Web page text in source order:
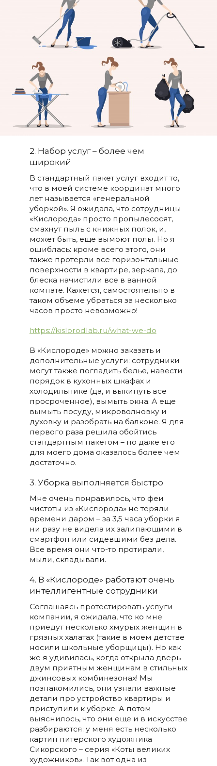
2. Набор услуг – более чем
широкий
В стандартный пакет услуг входит то,
что в моей системе координат много
лет называется «генеральной
уборкой». Я ожидала, что сотрудницы
«Кислорода» просто пропылесосят,
смахнут пыль с книжных полок, и,
может быть, еще вымоют полы. Но я
ошиблась: кроме всего этого, они
также протерли все горизонтальные
поверхности в квартире, зеркала, до
блеска начистили все в ванной
комнате. Кажется, самостоятельно в
таком объеме убраться за несколько
часов просто невозможно!
https://kislorodlab.ru/what-we-do
В «Кислороде» можно заказать и
дополнительные услуги: сотрудники
могут также погладить белье, навести
порядок в кухонных шкафах и
холодильнике (да, и выкинуть все
просроченное), вымыть окна. А еще
вымыть посуду, микроволновку и
духовку и разобрать на балконе. Я для
первого раза решила обойтись
стандартным пакетом – но даже его
для моего дома оказалось более чем
достаточно.
3. Уборка выполняется быстро
Мне очень понравилось, что феи
чистоты из «Кислорода» не теряли
времени даром – за 3,5 часа уборки я
ни разу не видела их залипающими в
смартфон или сидевшими без дела.
Все время они что-то протирали,
мыли, складывали.
4. В «Кислороде» работают очень
интеллигентные сотрудники
Соглашаясь протестировать услуги
компании, я ожидала, что ко мне
приедут несколько хмурых женщин в
грязных халатах (такие в моем детстве
носили школьные уборщицы). Но как
же я удивилась, когда открыла дверь
двум приятным женщинам в стильных
джинсовых комбинезонах! Мы
познакомились, они узнали важные
детали про устройство квартиры и
приступили к уборке. А потом
выяснилось, что они еще и в искусстве
разбираются: у меня есть несколько
картин питерского художника
Сикорского – серия «Коты великих
художников». Так вот одна из